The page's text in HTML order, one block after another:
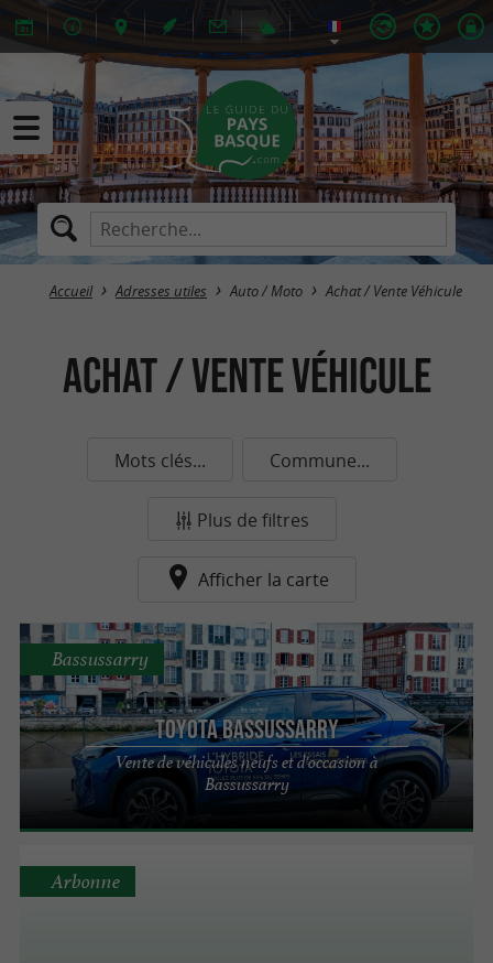
Accueil Adresses utiles Auto / Moto Achat / Vente Véhicule
Achat / Vente Véhicule
Mots clés... Commune...
Plus de filtres
Afficher la carte
Toyota Bassussarry
Vente de véhicules neufs et d'occasion à
Bassussarry
Bassussarry
Arbonne